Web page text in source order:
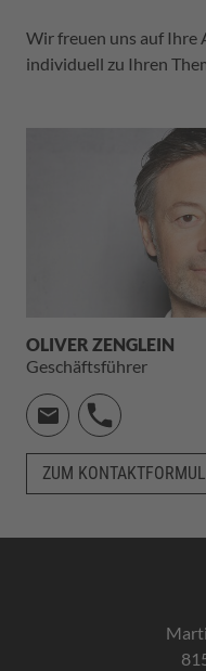
Wir freuen uns auf Ihre
individuell zu Ihren
OLIVER ZENGLEIN
Geschäftsführer
ZUM